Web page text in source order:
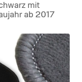
mit
ab 2017